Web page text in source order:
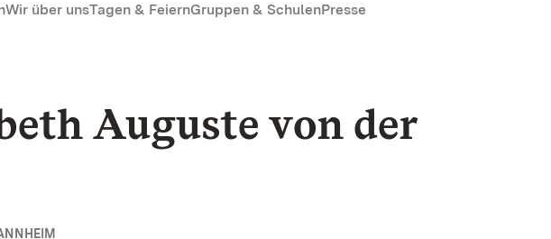
Wir über unsTagen & FeiernGruppen & SchulenPresse
Auguste von der